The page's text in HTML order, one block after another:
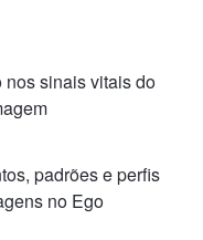
sinais vitais do
padrões e perfis
no Ego